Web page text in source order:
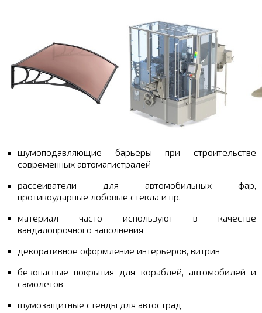
шумоподавляющие барьеры при строительстве
современных автомагистралей
рассеиватели для автомобильных фар,
противоударные лобовые стекла и пр.
материал часто используют в качестве
вандалопрочного заполнения
декоративное оформление интерьеров, витрин
безопасные покрытия для кораблей, автомобилей и
самолетов
шумозащитные стенды для автострад